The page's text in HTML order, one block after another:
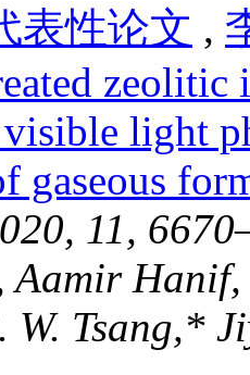
表性论文 ,
11,
Aamir
W. Tsang,*